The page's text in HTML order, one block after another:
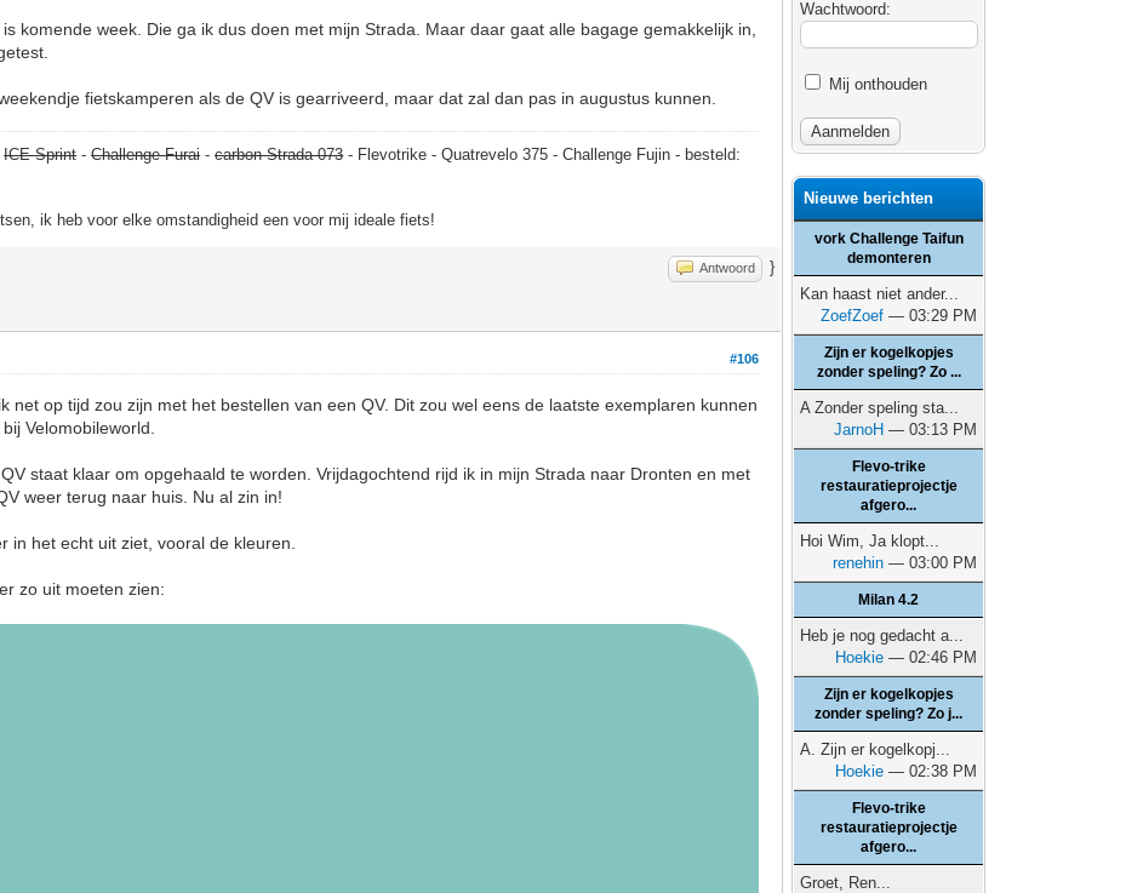
komende week. Die ga ik dus doen met mijn Strada. Maar daar gaat alle bagage gemakkelijk in,
fietskamperen als de QV is gearriveerd, maar dat zal dan pas in augustus kunnen.
ICE Sprint-Challenge Furai-carbon Strada 073- Flevotrike - Quatrevelo 375 - Challenge Fujin - besteld:
ik heb voor elke omstandigheid een voor mij ideale fiets!
Antwoord }
#106
net op tijd zou zijn met het bestellen van een QV. Dit zou wel eens de laatste exemplaren kunnen
Velomobileworld.
staat klaar om opgehaald te worden. Vrijdagochtend rijd ik in mijn Strada naar Dronten en met
weer terug naar huis. Nu al zin in!
in het echt uit ziet, vooral de kleuren.
zo uit moeten zien:
Wachtwoord:
Mij onthouden
Nieuwe berichten
vork Challenge Taifun
demonteren
Kan haast niet ander...
ZoefZoef — 03:29 PM
Zijn er kogelkopjes
zonder speling? Zo ...
A Zonder speling sta...
JarnoH — 03:13 PM
Flevo-trike
restauratieprojectje
afgero...
Hoi Wim, Ja klopt...
renehin — 03:00 PM
Milan 4.2
Heb je nog gedacht a...
Hoekie — 02:46 PM
Zijn er kogelkopjes
zonder speling? Zo j...
A. Zijn er kogelkopj...
Hoekie — 02:38 PM
Flevo-trike
restauratieprojectje
afgero...
Groet, Ren...